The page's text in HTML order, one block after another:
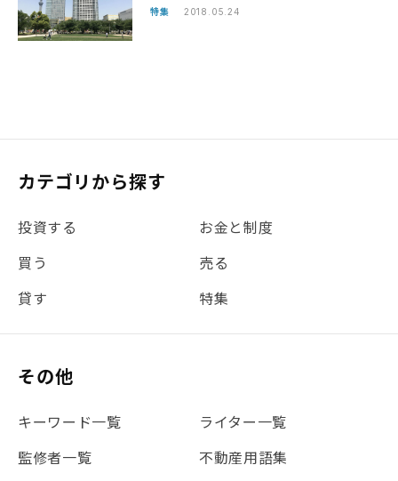
特集 2018.05.24
カテゴリから探す
投資する
お金と制度
買う
売る
貸す
特集
その他
キーワード一覧
ライター一覧
監修者一覧
不動産用語集